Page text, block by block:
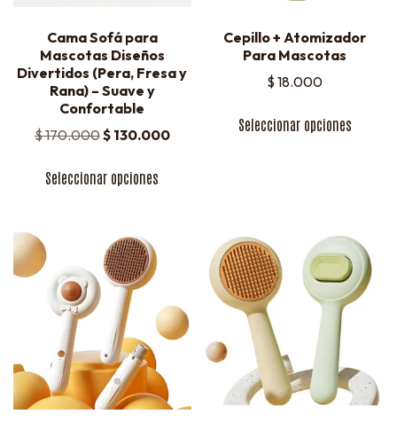
Cama Sofá para
Mascotas Diseños
Divertidos (Pera, Fresa y
Rana) – Suave y
Confortable
$170.000$130.000
Seleccionar opciones
Cepillo + Atomizador
Para Mascotas
$ 18.000
Seleccionar opciones